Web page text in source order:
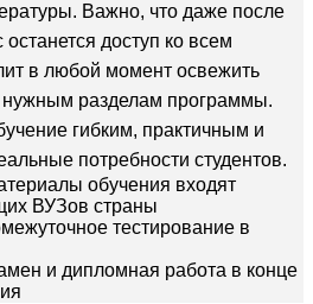
Важно, что даже после
доступ ко всем
в любой момент освежить
нужным разделам программы.
гибким, практичным и
потребности студентов.
обучения входят
ВУЗов страны
тестирование в
и дипломная работа в конце